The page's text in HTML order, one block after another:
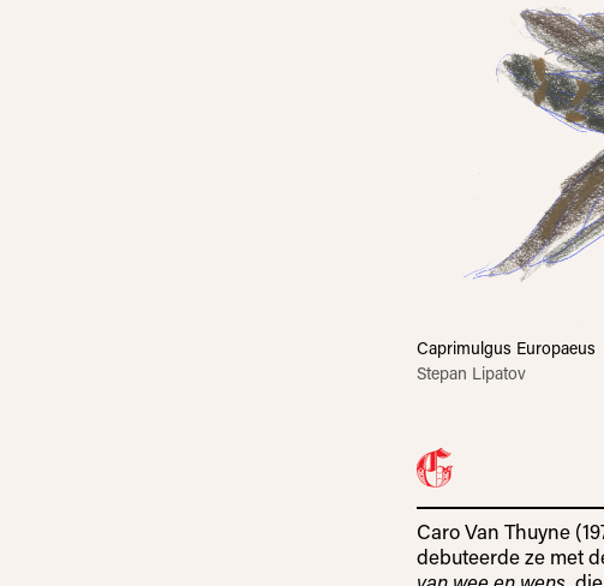
Caprimulgus Europaeus
Stepan Lipatov
Caro Van Thuyne
debuteerde ze met